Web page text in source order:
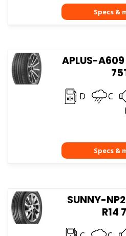
APLUS-
D C
SUNNY-
R14